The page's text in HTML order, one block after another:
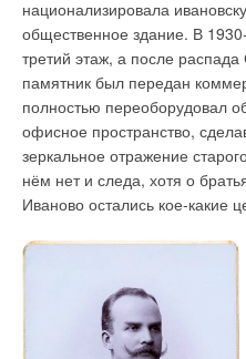
национализировала
общественное здание. В
третий этаж, а после
памятник был передан
полностью переоборудовал
офисное пространство,
зеркальное отражение
нём нет и следа, хотя о
Иваново остались кое-какие